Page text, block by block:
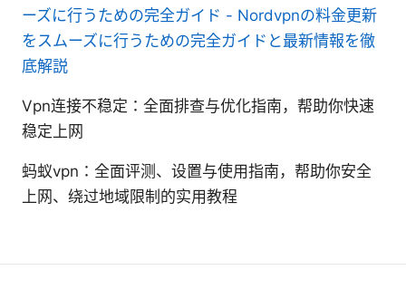
ーズに行うための完全ガイド - Nordvpnの料金更新
をスムーズに行うための完全ガイドと最新情報を徹
底解説
Vpn连接不稳定：全面排查与优化指南，帮助你快速
稳定上网
蚂蚁vpn：全面评测、设置与使用指南，帮助你安全
上网、绕过地域限制的实用教程